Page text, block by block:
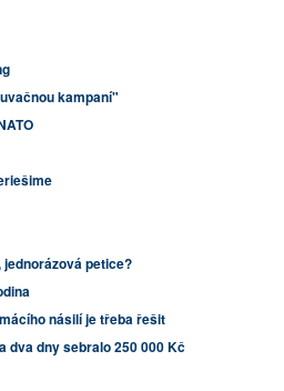
kampaní"
jednorázová petice?
násilí je třeba řešit
dva dny sebralo 250 000 Kč